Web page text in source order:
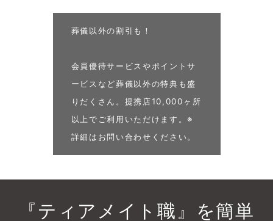
葬儀以外の割引も！
会員優待サービスやポイントサ
ービスなど葬儀以外の特典も盛
りだくさん。提携店10,000ヶ所
以上でご利用いただけます。※
詳細はお問い合わせください。
『ティアメイト職』を簡単